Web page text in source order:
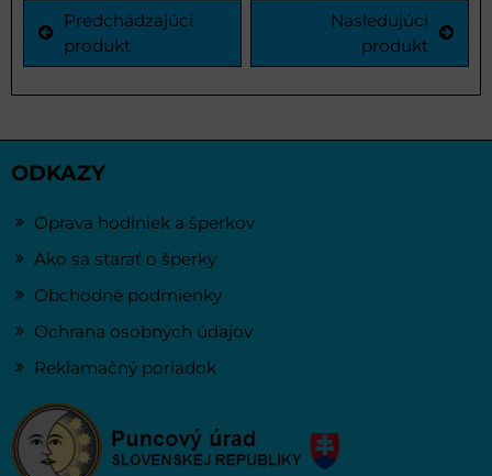
Predchádzajúci
produkt
Nasledujúci
produkt
ODKAZY
Oprava hodiniek a šperkov
Ako sa starať o šperky
Obchodné podmienky
Ochrana osobných údajov
Reklamačný poriadok